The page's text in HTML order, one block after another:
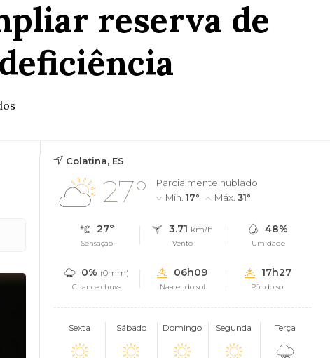
reserva de
Colatina, ES
27°
Parcialmente nublado
Mín. 17° Máx. 31°
27°
Sensação
3.71 km/h
Vento
48%
Umidade
0% (0mm)
Chance chuva
06h09
Nascer do sol
17h27
Pôr do sol
Sexta Sábado Domingo Segunda Terça